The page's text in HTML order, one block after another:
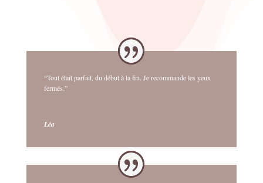
“Tout était parfait, du début à la fin. Je recommande les yeux
fermés.”
Léa